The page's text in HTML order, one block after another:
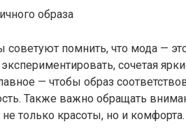
образа
помнить, что мода —
сочетая
— чтобы образ
Также важно обращать
только красоты, но и комфорта.